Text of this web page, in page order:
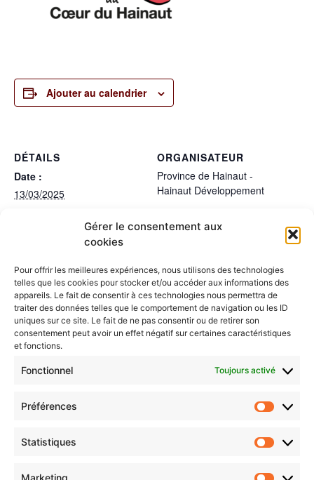
Gérer le consentement aux
cookies
Pour offrir les meilleures expériences, nous utilisons des technologies
telles que les cookies pour stocker et/ou accéder aux informations des
appareils. Le fait de consentir à ces technologies nous permettra de
traiter des données telles que le comportement de navigation ou les ID
uniques sur ce site. Le fait de ne pas consentir ou de retirer son
consentement peut avoir un effet négatif sur certaines caractéristiques
et fonctions.
Fonctionnel Toujours activé
Préférences
Statistiques
Marketing
Ajouter au calendrier
DÉTAILS
Date :
13/03/2025
Mons
ORGANISATEUR
Province de Hainaut -
Hainaut Développement
Groupe de travail
“Accessibilité de tous” - Caisse
de solidarité
4e édition du Festival “Nourrir le
Cœur du Hainaut” - Réunion
préparatoire